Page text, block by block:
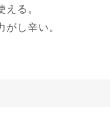
る。
し辛い。